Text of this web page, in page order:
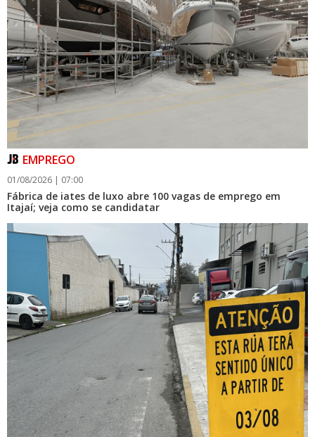
06/08/2026 | 10:11
Projeto aprovado pela Alesc nesta quarta (5) cria a
Biblioteca Digital Catarinense
GERAL
06/08/2026 | 10:12
EMPREGO
01/08/2026 | 07:00
Fábrica de iates de luxo abre 100 vagas de emprego em
Itajaí; veja como se candidatar